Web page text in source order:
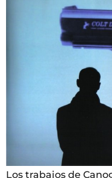
Los trabajos de